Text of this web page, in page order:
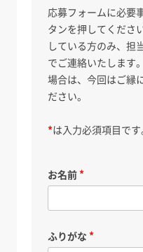
応募フォームに必要
タンを押してくださ
している方のみ、担
でご連絡いたします
場合は、今回はご縁
ださい。
*は入力必須項目です
お名前
ふりがな